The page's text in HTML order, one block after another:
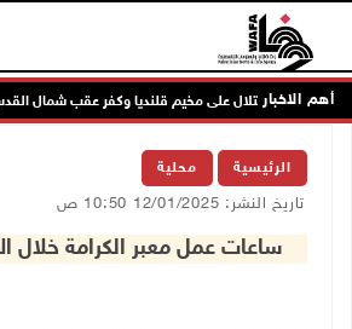
أهم الاخبار
الرئيسية محلية
تاريخ النشر: 12/01/2025 10:50 ص
ساعات عمل معبر الكرامة خلال